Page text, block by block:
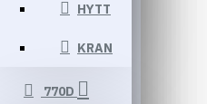
HYTT
KRAN
770D